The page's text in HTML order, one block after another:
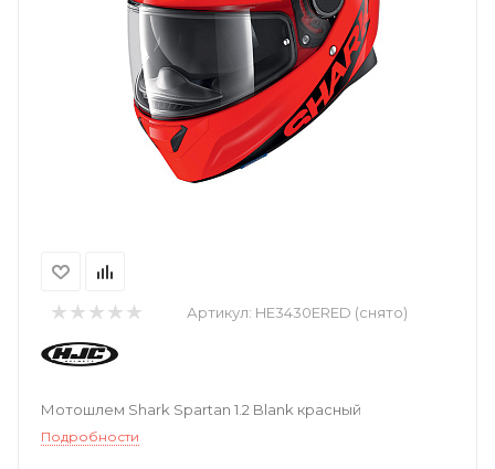
Артикул: HE3430ERED (снято)
Мотошлем Shark Spartan 1.2 Blank красный
Подробности